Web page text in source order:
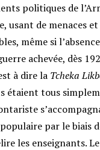
politiques de
usant de menaces
même si
achevée, dès
à dire la Tcheka
étaient tous
par le biais
les enseignants.